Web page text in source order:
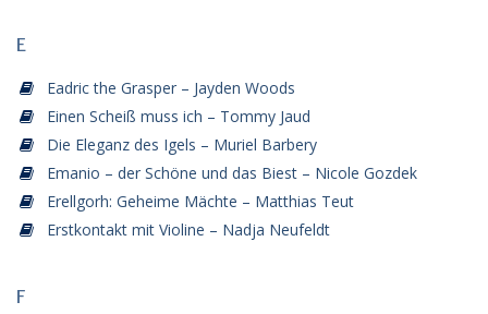
E
Eadric the Grasper – Jayden Woods
Einen Scheiß muss ich – Tommy Jaud
Die Eleganz des Igels – Muriel Barbery
Emanio – der Schöne und das Biest – Nicole Gozdek
Erellgorh: Geheime Mächte – Matthias Teut
Erstkontakt mit Violine – Nadja Neufeldt
F